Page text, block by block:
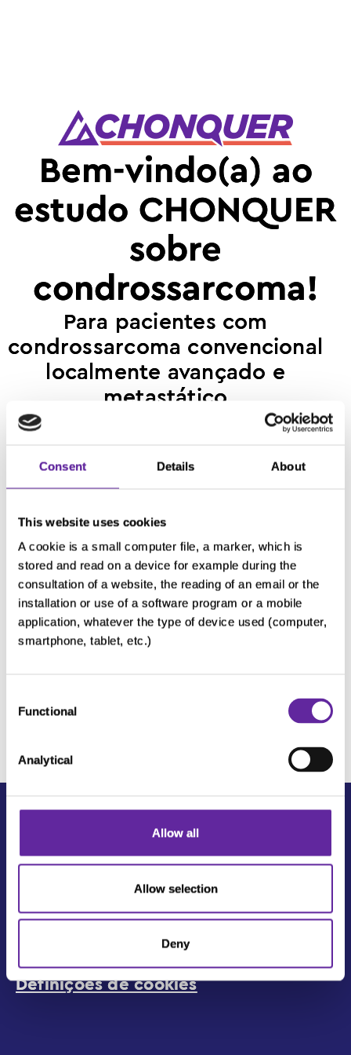
Consent Details About
This website uses cookies
A cookie is a small computer file, a marker, which is
stored and read on a device for example during the
consultation of a website, the reading of an email or the
installation or use of a software program or a mobile
application, whatever the type of device used (computer,
smartphone, tablet, etc.)
Selection
Functional
Analytical
Allow all
Allow selection
Deny
Bem-vindo(a) ao
estudo CHONQUER
sobre
condrossarcoma!
Para pacientes com
condrossarcoma convencional
localmente avançado e
metastático
Próximo
Política de privacidade
Definições de cookies